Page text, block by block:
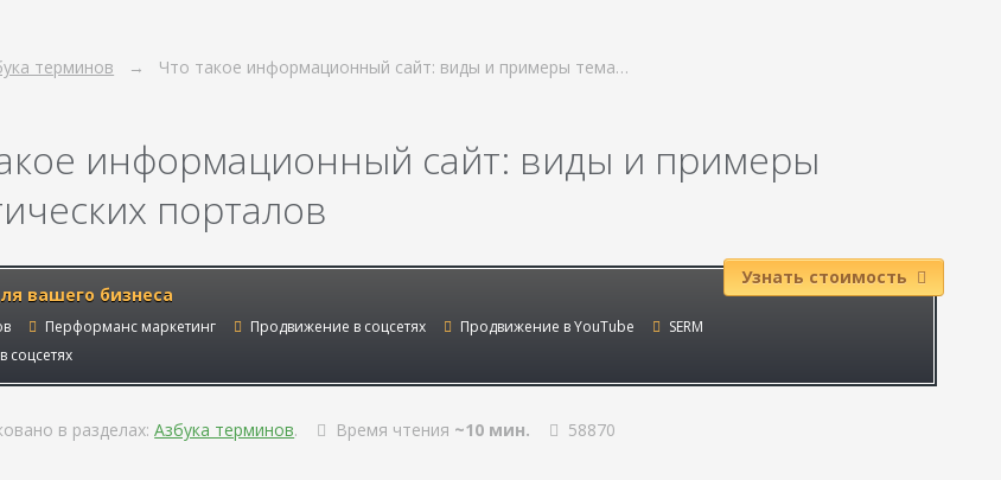
терминов Что такое информационный сайт: виды и примеры тема…
информационный сайт: виды и примеры
порталов
вашего бизнеса
Перформанс маркетинг Продвижение в соцсетях Продвижение в YouTube
SERM
соцсетях
Узнать стоимость
в разделах:Азбука терминов. Время чтения ~10 мин. 58870